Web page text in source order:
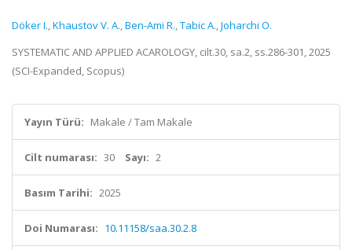
Döker I.,Khaustov V. A.,Ben-Ami R.,Tabic A.,Joharchi O.
SYSTEMATIC AND APPLIED ACAROLOGY, cilt.30, sa.2, ss.286-301, 2025
(SCI-Expanded, Scopus)
Yayın Türü: Makale / Tam Makale
Cilt numarası: 30 Sayı: 2
Basım Tarihi: 2025
Doi Numarası: 10.11158/saa.30.2.8